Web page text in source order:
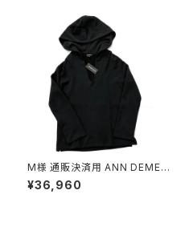
M様 通販決済用 ANN DEMEU
LEMEESTER hoodie
¥36,960